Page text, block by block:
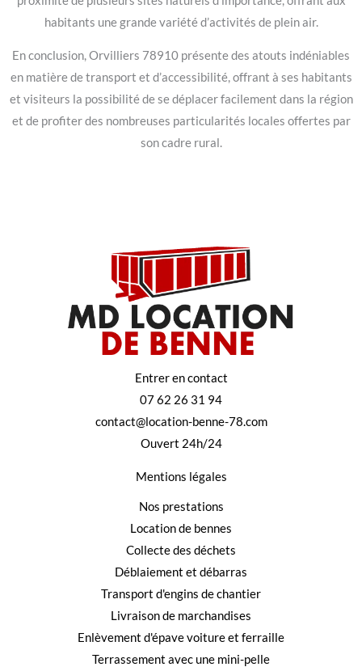
habitants une grande variété d’activités de plein air.
En conclusion, Orvilliers 78910 présente des atouts indéniables
en matière de transport et d’accessibilité, offrant à ses habitants
et visiteurs la possibilité de se déplacer facilement dans la région
et de profiter des nombreuses particularités locales offertes par
son cadre rural.
Entrer en contact
07 62 26 31 94
contact@location-benne-78.com
Ouvert 24h/24
Mentions légales
Nos prestations
Location de bennes
Collecte des déchets
Déblaiement et débarras
Transport d'engins de chantier
Livraison de marchandises
Enlèvement d'épave voiture et ferraille
Terrassement avec une mini-pelle